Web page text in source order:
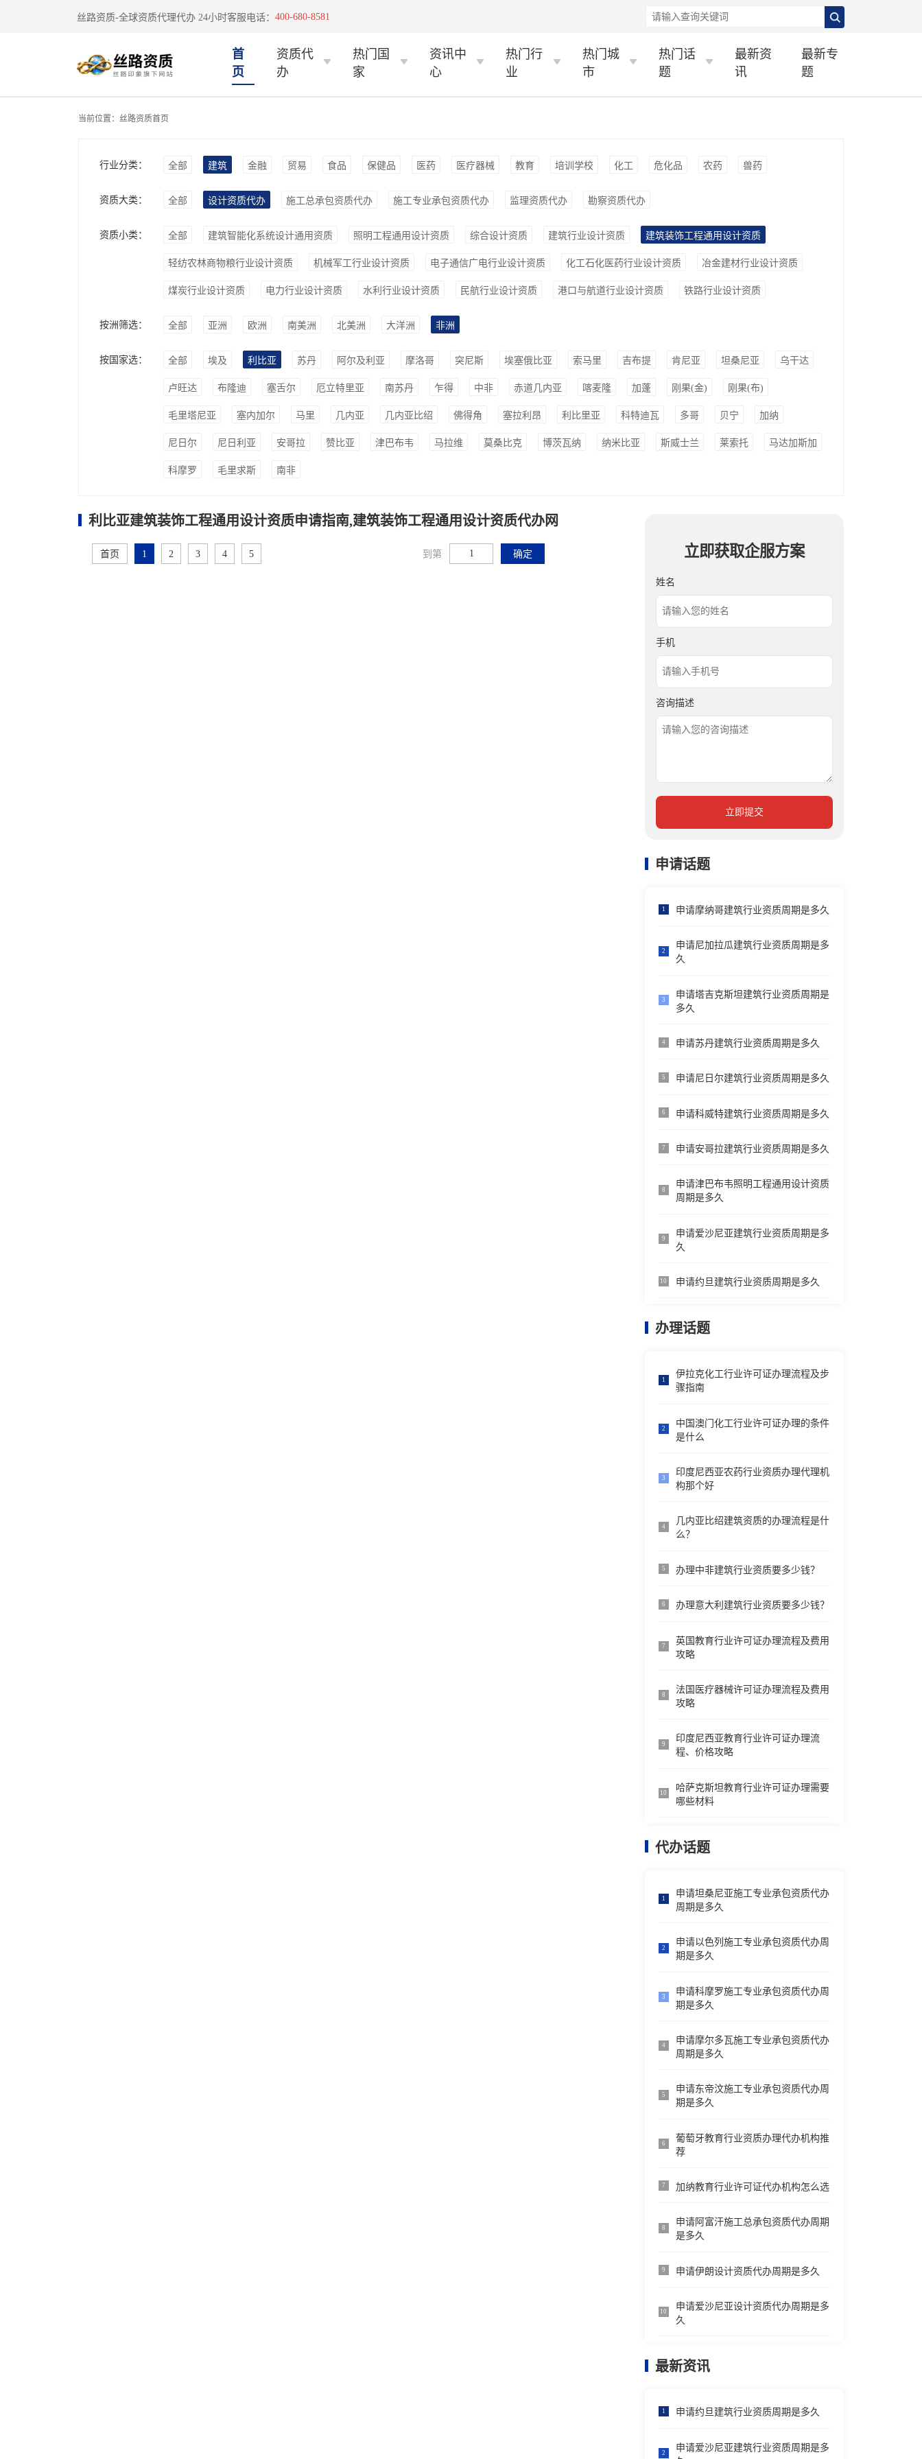
丝路资质-全球资质代理代办 24小时客服电话： 400-680-8581
首
页
资质代
办
热门国
家
资讯中
心
热门行
业
热门城
市
热门话
题
最新资
讯
最新专
题
当前位置： 丝路资质首页
行业分类： 全部 建筑 金融 贸易 食品 保健品 医药 医疗器械 教育 培训学校 化工 危化品 农药 兽药
资质大类： 全部 设计资质代办 施工总承包资质代办 施工专业承包资质代办 监理资质代办 勘察资质代办
资质小类： 全部 建筑智能化系统设计通用资质 照明工程通用设计资质 综合设计资质 建筑行业设计资质 建筑装饰工程通用设计资质
轻纺农林商物粮行业设计资质 机械军工行业设计资质 电子通信广电行业设计资质 化工石化医药行业设计资质 冶金建材行业设计资质
煤炭行业设计资质 电力行业设计资质 水利行业设计资质 民航行业设计资质 港口与航道行业设计资质 铁路行业设计资质
按洲筛选： 全部 亚洲 欧洲 南美洲 北美洲 大洋洲 非洲
按国家选： 全部 埃及 利比亚 苏丹 阿尔及利亚 摩洛哥 突尼斯 埃塞俄比亚 索马里 吉布提 肯尼亚 坦桑尼亚 乌干达
卢旺达 布隆迪 塞舌尔 厄立特里亚 南苏丹 乍得 中非 赤道几内亚 喀麦隆 加蓬 刚果(金) 刚果(布)
毛里塔尼亚 塞内加尔 马里 几内亚 几内亚比绍 佛得角 塞拉利昂 利比里亚 科特迪瓦 多哥 贝宁 加纳
尼日尔 尼日利亚 安哥拉 赞比亚 津巴布韦 马拉维 莫桑比克 博茨瓦纳 纳米比亚 斯威士兰 莱索托 马达加斯加
科摩罗 毛里求斯 南非
利比亚建筑装饰工程通用设计资质申请指南,建筑装饰工程通用设计资质代办网
首页 1 2 3 4 5 到第 确定 立即获取企服方案
姓名
手机
咨询描述
立即提交
申请话题
1 申请摩纳哥建筑行业资质周期是多久
2
申请尼加拉瓜建筑行业资质周期是多
久
3
申请塔吉克斯坦建筑行业资质周期是
多久
4 申请苏丹建筑行业资质周期是多久
5 申请尼日尔建筑行业资质周期是多久
6 申请科威特建筑行业资质周期是多久
7 申请安哥拉建筑行业资质周期是多久
8
申请津巴布韦照明工程通用设计资质
周期是多久
9
申请爱沙尼亚建筑行业资质周期是多
久
10 申请约旦建筑行业资质周期是多久
办理话题
1
伊拉克化工行业许可证办理流程及步
骤指南
2
中国澳门化工行业许可证办理的条件
是什么
3
印度尼西亚农药行业资质办理代理机
构那个好
4
几内亚比绍建筑资质的办理流程是什
么？
5 办理中非建筑行业资质要多少钱？
6 办理意大利建筑行业资质要多少钱？
7
英国教育行业许可证办理流程及费用
攻略
8
法国医疗器械许可证办理流程及费用
攻略
9
印度尼西亚教育行业许可证办理流
程、价格攻略
10
哈萨克斯坦教育行业许可证办理需要
哪些材料
代办话题
1
申请坦桑尼亚施工专业承包资质代办
周期是多久
2
申请以色列施工专业承包资质代办周
期是多久
3
申请科摩罗施工专业承包资质代办周
期是多久
4
申请摩尔多瓦施工专业承包资质代办
周期是多久
5
申请东帝汶施工专业承包资质代办周
期是多久
6
葡萄牙教育行业资质办理代办机构推
荐
7 加纳教育行业许可证代办机构怎么选
8
申请阿富汗施工总承包资质代办周期
是多久
9 申请伊朗设计资质代办周期是多久
10
申请爱沙尼亚设计资质代办周期是多
久
最新资讯
1 申请约旦建筑行业资质周期是多久
2
申请爱沙尼亚建筑行业资质周期是多